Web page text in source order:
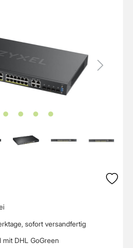
sofort versandfertig
mit DHL GoGreen